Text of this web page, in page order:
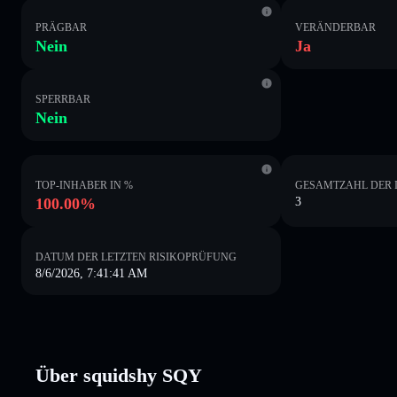
PRÄGBAR
Nein
VERÄNDERBAR
Ja
SPERRBAR
Nein
TOP-INHABER IN %
100.00%
GESAMTZAHL DER
3
DATUM DER LETZTEN RISIKOPRÜFUNG
8/6/2026, 7:41:41 AM
Über squidshy SQY